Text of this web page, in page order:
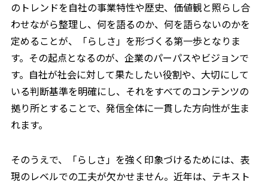
のトレンドを自社の事業特性や歴史、価値観と照らし合
わせながら整理し、何を語るのか、何を語らないのかを
定めることが、「らしさ」を形づくる第一歩となりま
す。その起点となるのが、企業のパーパスやビジョンで
す。自社が社会に対して果たしたい役割や、大切にして
いる判断基準を明確にし、それをすべてのコンテンツの
拠り所とすることで、発信全体に一貫した方向性が生ま
れます。
そのうえで、「らしさ」を強く印象づけるためには、表
現のレベルでの工夫が欠かせません。近年は、テキスト